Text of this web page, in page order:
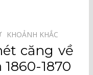
KHOẢNH KHẮC⠀
căng về
1870